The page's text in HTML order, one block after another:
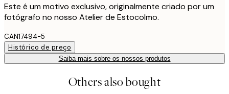
Este é um motivo exclusivo, originalmente criado por um
fotógrafo no nosso Atelier de Estocolmo.
CAN17494-5
Histórico de preço
Saiba mais sobre os nossos produtos
Others also bought